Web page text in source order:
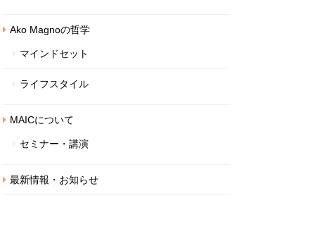
Ako Magnoの哲学
マインドセット
ライフスタイル
MAICについて
セミナー・講演
最新情報・お知らせ